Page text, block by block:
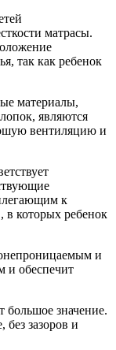
матрасы.
так как ребенок
материалы,
являются
вентиляцию и
к
в которых ребенок
и
и обеспечит
большое значение.
зазоров и